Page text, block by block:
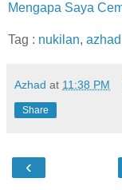
Mengapa Saya
Tag : nukilan, azhad
Azhad at 11:38 PM
Share
‹